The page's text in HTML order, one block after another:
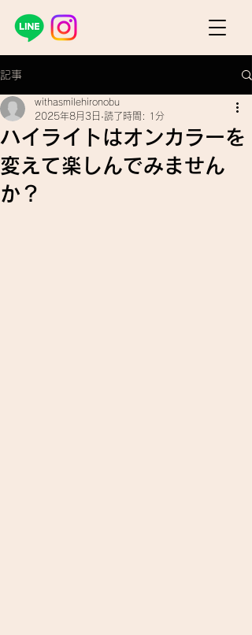
記事
ハイライトはオンカラーを
変えて楽しんでみません
か？
withasmilehironobu
2025年8月3日 読了時間: 1分